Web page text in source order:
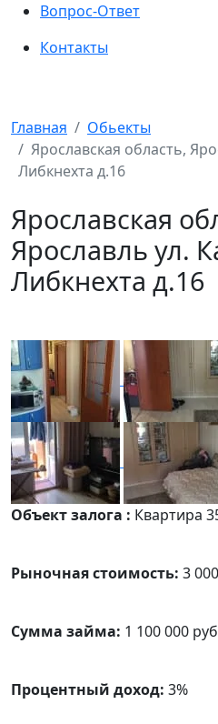
Вопрос-Ответ
Контакты
Главная
Обьекты
Ярославская область,
Либкнехта д.16
Ярославская
Ярославль ул.
Либкнехта д.16
Объект залога : Квартира
Рыночная стоимость: 3
Сумма займа: 1 100 000
Процентный доход: 3%